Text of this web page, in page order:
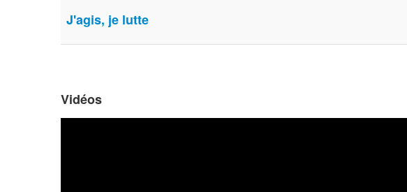
J'agis, je lutte
Vidéos